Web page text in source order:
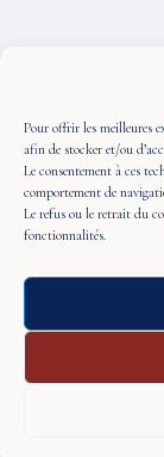
Pour offrir les meilleures
afin de stocker et/ou
Le consentement à ces
comportement de
Le refus ou le retrait du
fonctionnalités.
© 2026